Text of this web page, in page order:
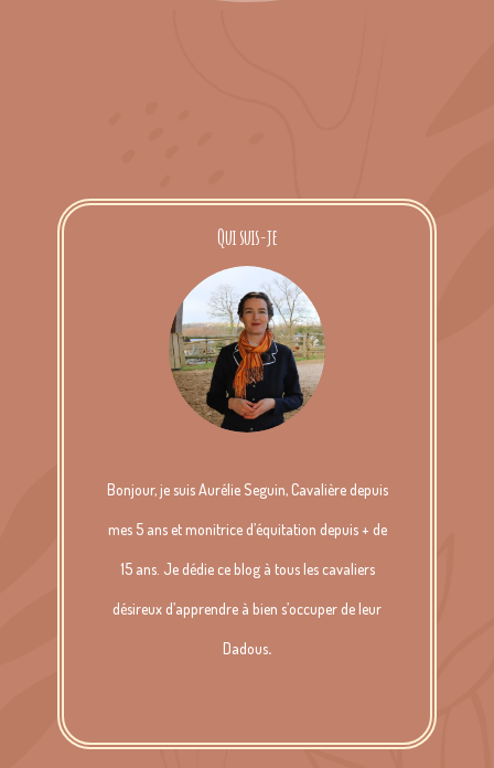
Qui suis-je
Bonjour, je suis Aurélie Seguin, Cavalière depuis
mes 5 ans et monitrice d’équitation depuis + de
15 ans. Je dédie ce blog à tous les cavaliers
désireux d’apprendre à bien s’occuper de leur
Dadous.